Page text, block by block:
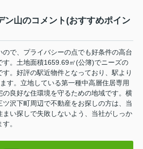
ン山のコメント(おすすめポイン
ので、プライバシーの点でも好条件の高台
す。土地面積1659.69㎡(公簿)でニーズの
。好評の駅近物件となっており、駅より
す。立地している第一種中高層住居専用
の良好な住環境を守るための地域です。横
沢下町周辺で不動産をお探しの方は、当
まい探しで失敗しないよう、当社がしっか
。